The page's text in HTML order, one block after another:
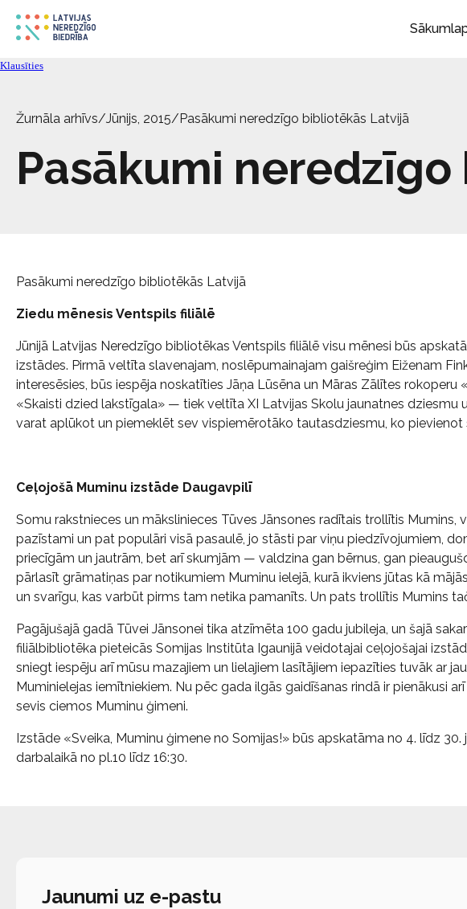
Klausīties
Žurnāla arhīvs/Jūnijs, 2015/Pasākumi neredzīgo bibliotēkās Latvijā
Pasākumi
Pasākumi neredzīgo bibliotēkās Latvijā
Ziedu mēnesis Ventspils filiālē
Jūnijā Latvijas Neredzīgo bibliotēkas Ventspils filiālē visu mēnesi būs
izstādes. Pirmā veltīta slavenajam, noslēpumainajam gaišreģim Eiženam
interesēsies, būs iespēja noskatīties Jāņa Lūsēna un Māras Zālītes rokoperu
«Skaisti dzied lakstīgala» — tiek veltīta XI Latvijas Skolu jaunatnes dziesmu
varat aplūkot un piemeklēt sev vispiemērotāko tautasdziesmu, ko pievienot
Ceļojošā Muminu izstāde Daugavpilī
Somu rakstnieces un mākslinieces Tūves Jānsones radītais trollītis Mumins,
pazīstami un pat populāri visā pasaulē, jo stāsti par viņu piedzīvojumiem,
priecīgām un jautrām, bet arī skumjām — valdzina gan bērnus, gan
pārlasīt grāmatiņas par notikumiem Muminu ielejā, kurā ikviens jūtas kā
un svarīgu, kas varbūt pirms tam netika pamanīts. Un pats trollītis Mumins
Pagājušajā gadā Tūvei Jānsonei tika atzīmēta 100 gadu jubileja, un šajā
filiālbibliotēka pieteicās Somijas Institūta Igaunijā veidotajai ceļojošajai
sniegt iespēju arī mūsu mazajiem un lielajiem lasītājiem iepazīties tuvāk ar
Muminielejas iemītniekiem. Nu pēc gada ilgās gaidīšanas rindā ir pienākusi
sevis ciemos Muminu ģimeni.
Izstāde «Sveika, Muminu ģimene no Somijas!» būs apskatāma no 4. līdz 30.
darbalaikā no pl.10 līdz 16:30.
Jaunumi uz e-pastu